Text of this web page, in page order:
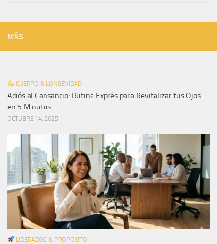
MÁS
CUERPO & LONGEVIDAD
Adiós al Cansancio: Rutina Exprés para Revitalizar tus Ojos
en 5 Minutos
OCTUBRE 14, 2025
LIDERAZGO & PROPÓSITO